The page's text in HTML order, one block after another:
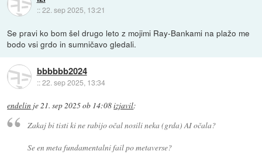
::22. sep 2025, 13:21
Se pravi ko bom šel drugo leto z mojimi Ray-Bankami na plažo me
bodo vsi grdo in sumničavo gledali.
bbbbbb2024
::22. sep 2025, 13:34
endelin je21. sep 2025 ob 14:08izjavil:
Zakaj bi tisti ki ne rabijo očal nosili neka (grda) AI očala?
Se en meta fundamentalni fail po metaverse?